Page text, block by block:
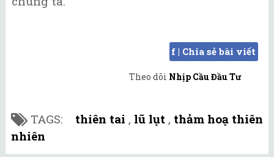
f | Chia sẻ bài viết
Theo dõi Nhịp Cầu Đầu Tư
TAGS: thiên tai , lũ lụt , thảm hoạ thiên
nhiên